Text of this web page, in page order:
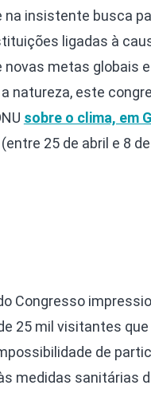
insistente busca
ligadas à
novas metas globais
natureza, este
sobre o clima, em
25 de abril e 8
Congresso
25 mil visitantes
de
medidas sanitárias